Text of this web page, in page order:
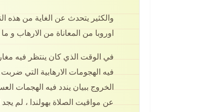
والكثير يتحدث عن الغاية من هذه
اوروبا من المعاناة من الارهاب و
في الوقت الذي كان ينتظر فيه
فيه الهجومات الارهابية التي
الخروج ببيان يندد فيه الهجمات
عن مواقيت الصلاة بهولندا ، لم